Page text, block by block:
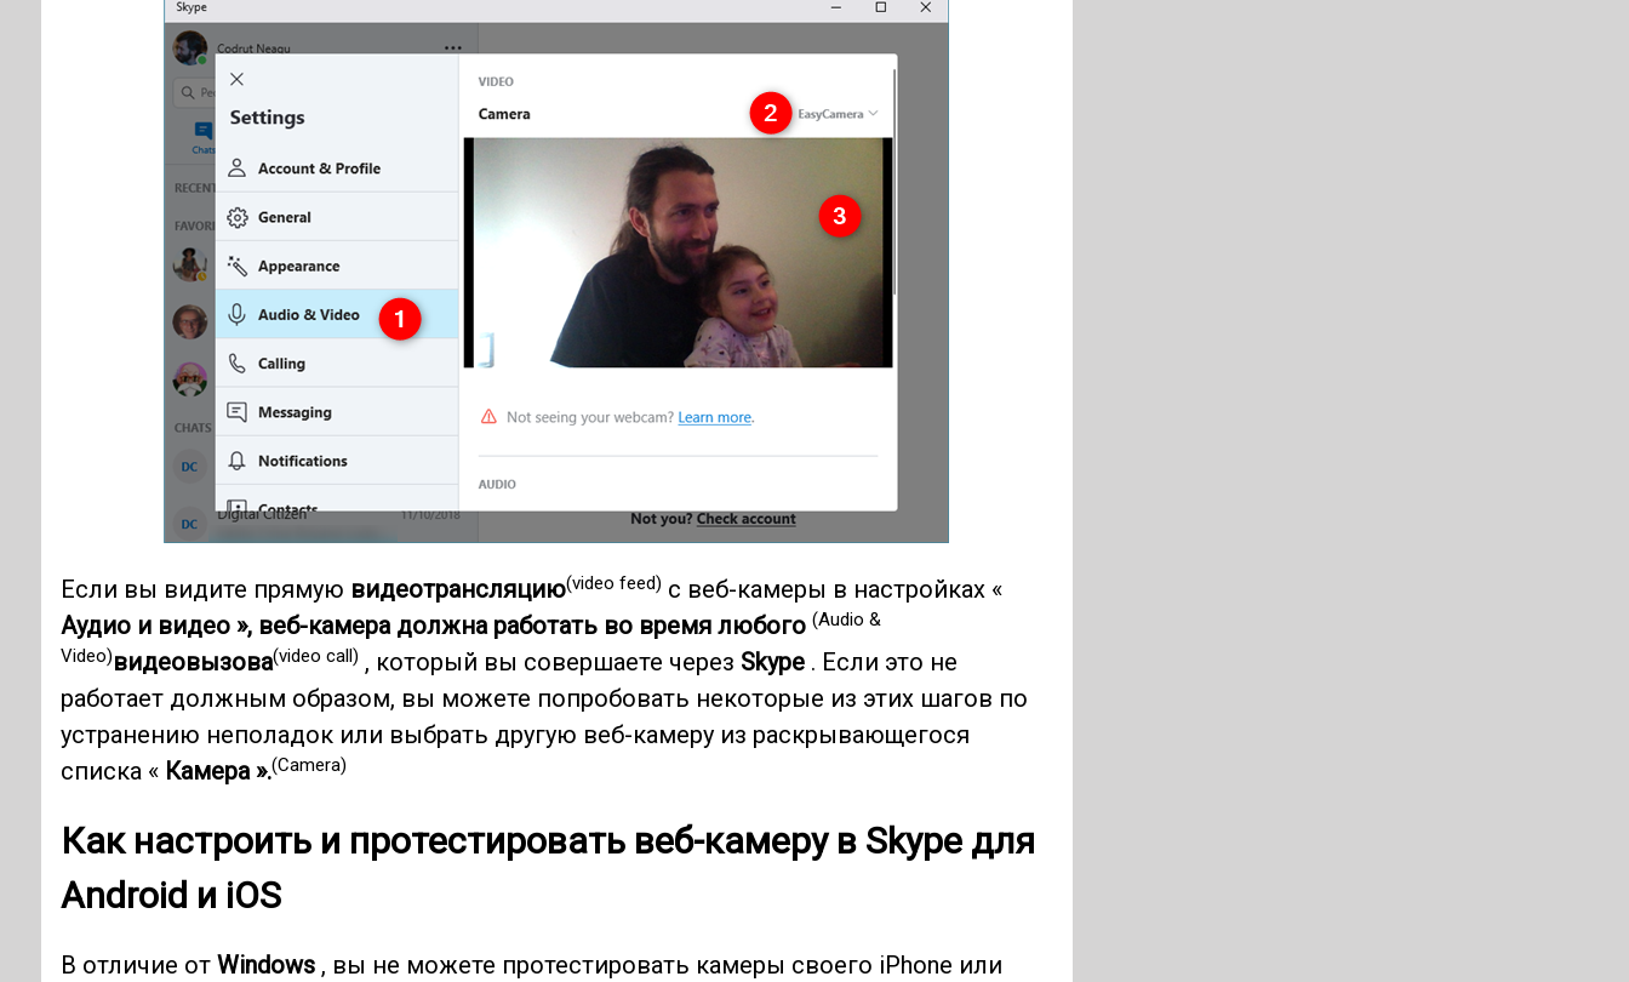
Если вы видите прямую видеотрансляцию(video feed) с веб-камеры в настройках «
Аудио и видео », веб-камера должна работать во время любого (Audio &
Video)видеовызова(video call) , который вы совершаете через Skype. Если это не
работает должным образом, вы можете попробовать некоторые из этих шагов по
устранению неполадок или выбрать другую веб-камеру из раскрывающегося
списка « Камера ».(Camera)
Как настроить и протестировать веб-камеру в Skypeдля
Android и iOS
В отличие от Windows, вы не можете протестировать камеры своего iPhone или